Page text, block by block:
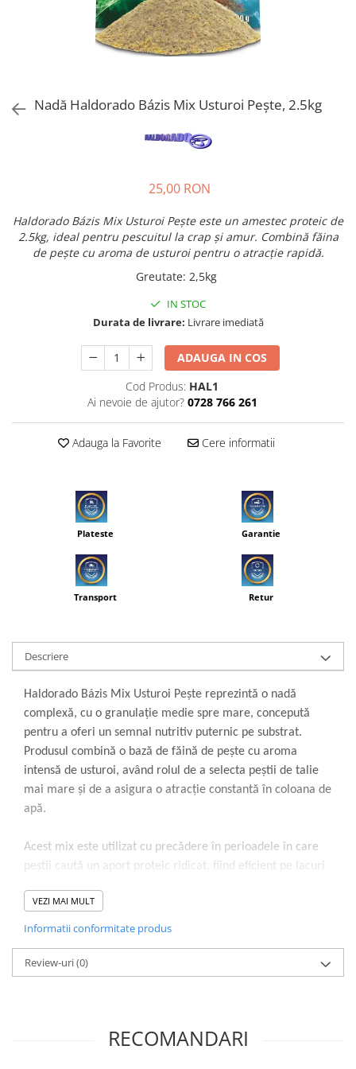
Nadă Haldorado Bázis Mix Usturoi Pește, 2.5kg
25,00 RON
Haldorado Bázis Mix Usturoi Pește este un amestec proteic de
2.5kg, ideal pentru pescuitul la crap și amur. Combină făina
de pește cu aroma de usturoi pentru o atracție rapidă.
Greutate: 2,5kg
IN STOC
Durata de livrare: Livrare imediată
ADAUGA IN COS
Cod Produs: HAL1
Ai nevoie de ajutor? 0728 766 261
Adauga la Favorite Cere informatii
Plateste Garantie
Transport Retur
Descriere
Haldorado Bázis Mix Usturoi Pește reprezintă o nadă
complexă, cu o granulație medie spre mare, concepută
pentru a oferi un semnal nutritiv puternic pe substrat.
Produsul combină o bază de făină de pește cu aroma
intensă de usturoi, având rolul de a selecta peștii de talie
mai mare și de a asigura o atracție constantă în coloana de
apă.
Acest mix este utilizat cu precădere în perioadele în care
peștii caută un aport proteic ridicat, fiind eficient pe lacuri
Combinația de arome funcționează optim atât în apă caldă,
cât și în perioadele de tranziție (primăvară/toamnă), când
Compoziția se bazează pe ingrediente cu densitate mare,
extractul de usturoi oferă o dispersie rapidă a semnalului
VEZI MAI MULT
Informatii conformitate produs
Review-uri(0)
RECOMANDARI